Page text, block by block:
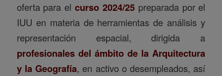
oferta para elcurso 2024/25preparada por el
IUU en materia de herramientas de análisis y
representación espacial, dirigida a
profesionales del ámbito de la Arquitectura
y la Geografía, en activo o desempleados, así